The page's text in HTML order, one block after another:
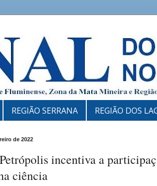
REGIÃO SERRANA REGIÃO DOS
de 2022
incentiva a
ciência